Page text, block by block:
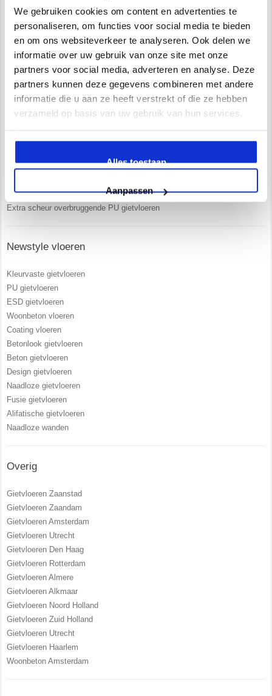
We gebruiken cookies om content en advertenties te
personaliseren, om functies voor social media te bieden
en om ons websiteverkeer te analyseren. Ook delen we
informatie over uw gebruik van onze site met onze
partners voor social media, adverteren en analyse. Deze
partners kunnen deze gegevens combineren met andere
informatie die u aan ze heeft verstrekt of die ze hebben
verzameld op basis van uw gebruik van hun services.
Alles toestaan
Aanpassen
Wij zijn VCA gecertificeerd
Waarom kiest u voor Newstyle?
Zelf opgeleiden vakmensen in dienst
UV- bestendige PU gietvloeren
Extra scheur overbruggende PU gietvloeren
Newstyle vloeren
Kleurvaste gietvloeren
PU gietvloeren
ESD gietvloeren
Woonbeton vloeren
Coating vloeren
Betonlook gietvloeren
Beton gietvloeren
Design gietvloeren
Naadloze gietvloeren
Fusie gietvloeren
Alifatische gietvloeren
Naadloze wanden
Overig
Gietvloeren Zaanstad
Gietvloeren Zaandam
Gietvloeren Amsterdam
Gietvloeren Utrecht
Gietvloeren Den Haag
Gietvloeren Rotterdam
Gietvloeren Almere
Gietvloeren Alkmaar
Gietvloeren Noord Holland
Gietvloeren Zuid Holland
Gietvloeren Utrecht
Gietvloeren Haarlem
Woonbeton Amsterdam